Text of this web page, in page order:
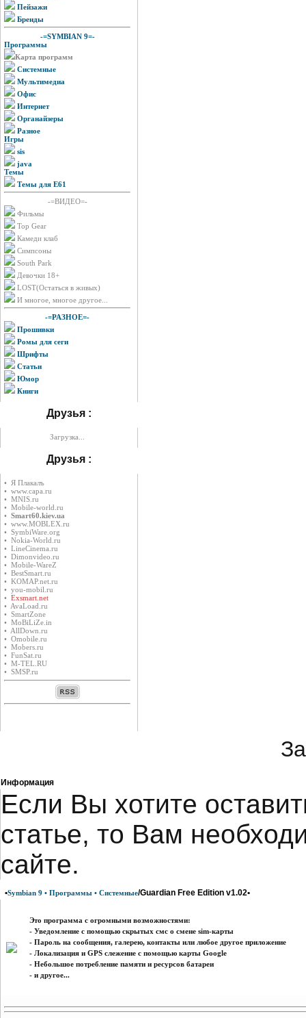
Пейзажи
Бренды
-=SYMBIAN 9=-
Программы
Карта программ
Системные
Мультимедиа
Офис
Интернет
Органайзеры
Разное
Игры
sis
java
Темы
Темы для E61
-=ВИДЕО=-
Фильмы
Top Gear
Камеди клаб
Симпсоны
South Park
Девочки 18+
LOST(Остаться в живых)
И многое, многое другое...
-=РАЗНОЕ=-
Прошивки
Ромы для сеги
Шрифты
Статьи
Юмор
Книги
Друзья :
Загрузка...
Друзья :
• Я Плакалъ
• www.capa.ru
• MNIS.ru
• Mobile-world.ru
• Smart60.kiev.ua
• www.MOBLEX.ru
• SymbiWare.org
• Nokia-World.ru
• LineCinema.ru
• Dimonvideo.ru
• Mobile-WareZ
• BestSmart.ru
• KOMAP.net.ru
• you-mobil.ru
• Exsmart.net
• AvaLoad.ru
• SmartZone
• MoBiLiZe.in
• AllDown.ru
• Оmobile.ru
• Mobers.ru
• FunSat.ru
• M-TEL.RU
• SMSP.ru
Информация
Eсли Вы хотите
статье, то Вам
сайте.
•Symbian 9 • Программы • Системные/Guardian Free Edition v1.02•
Это программа с огромными возможностями:
- Уведомление с помощью скрытых смс о смене sim-карты
- Пароль на сообщения, галерею, контакты или любое другое приложение
- Локализация и GPS слежение с помощью карты Google
- Небольшое потребление памяти и ресурсов батареи
- и другое...